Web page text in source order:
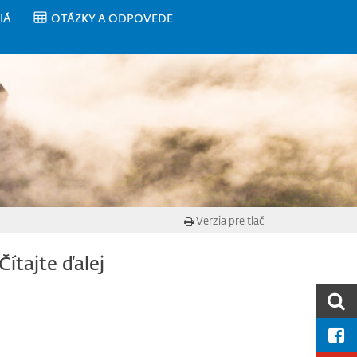
OTÁZKY A ODPOVEDE
Verzia pre tlač
ďalej